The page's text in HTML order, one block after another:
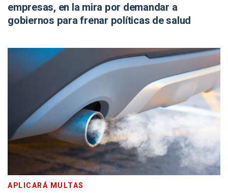
empresas, en la mira por demandar a
gobiernos para frenar políticas de salud
APLICARÁ MULTAS